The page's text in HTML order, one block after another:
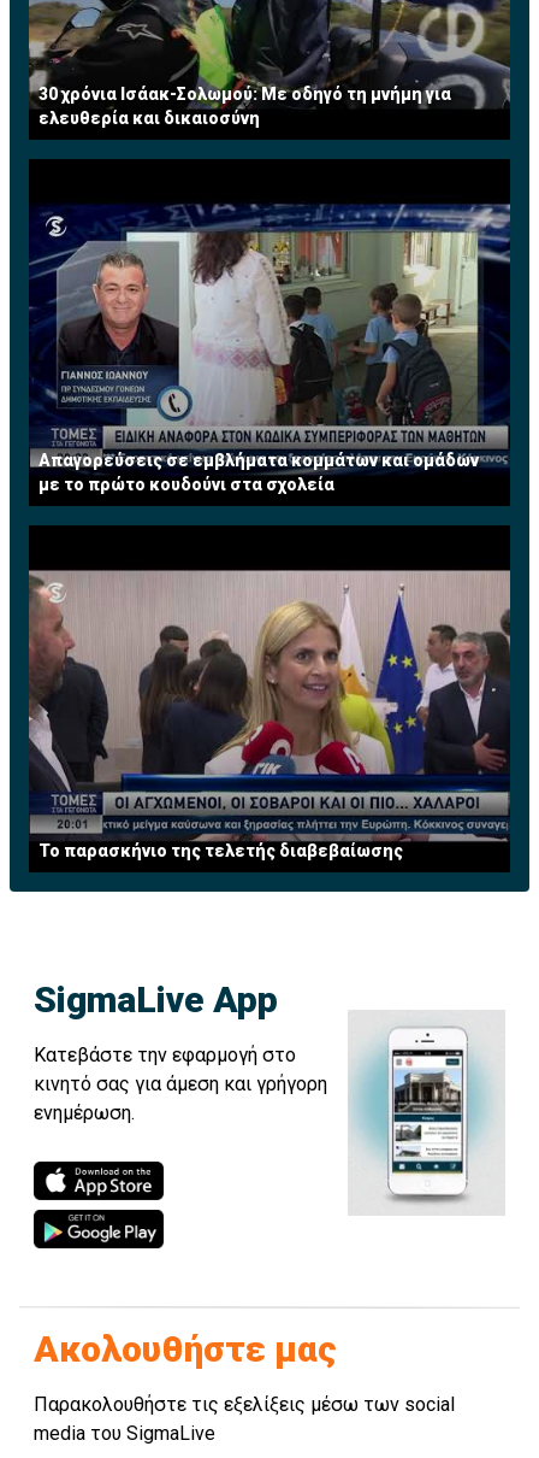
30 χρόνια Ισάακ-Σολωμού: Με οδηγό τη μνήμη για
ελευθερία και δικαιοσύνη
Απαγορεύσεις σε εμβλήματα κομμάτων και ομάδων
με το πρώτο κουδούνι στα σχολεία
Το παρασκήνιο της τελετής διαβεβαίωσης
SigmaLive App
Κατεβάστε την εφαρμογή στο
κινητό σας για άμεση και γρήγορη
ενημέρωση.
Ακολουθήστε μας
Παρακολουθήστε τις εξελίξεις μέσω των social
media του SigmaLive